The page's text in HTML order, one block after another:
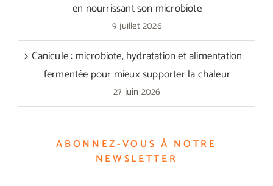
en nourrissant son microbiote
9 juillet 2026
Canicule : microbiote, hydratation et alimentation
fermentée pour mieux supporter la chaleur
27 juin 2026
ABONNEZ-VOUS À NOTRE
NEWSLETTER